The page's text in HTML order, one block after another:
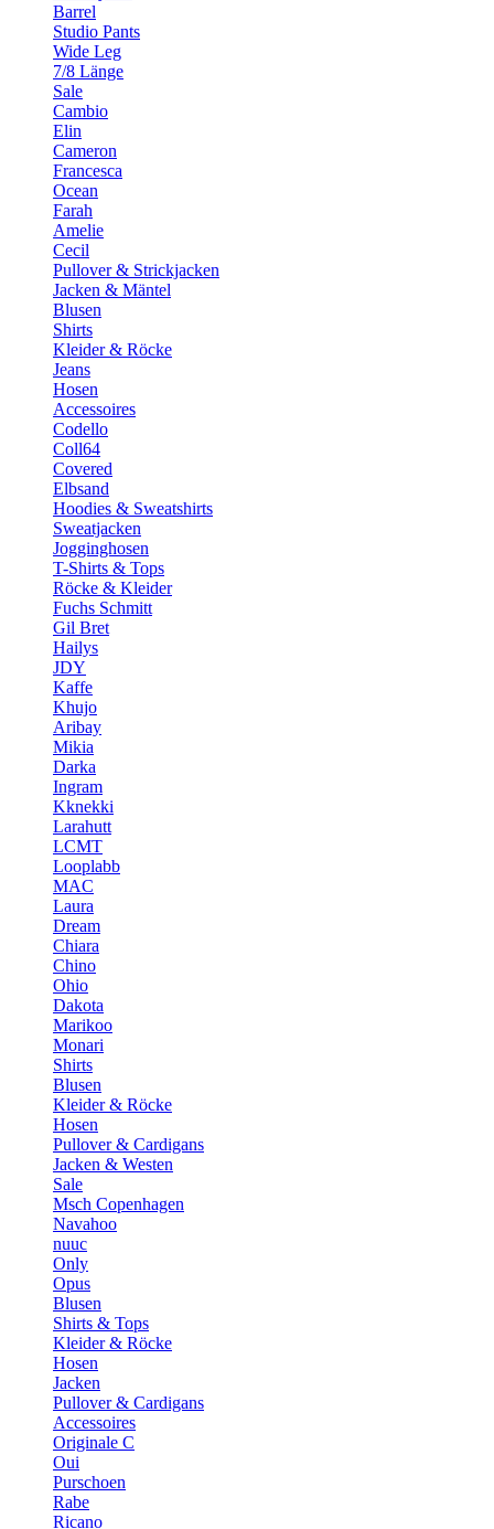
Barrel
Studio Pants
Wide Leg
7/8 Länge
Sale
Cambio
Elin
Cameron
Francesca
Ocean
Farah
Amelie
Cecil
Pullover & Strickjacken
Jacken & Mäntel
Blusen
Shirts
Kleider & Röcke
Jeans
Hosen
Accessoires
Codello
Coll64
Covered
Elbsand
Hoodies & Sweatshirts
Sweatjacken
Jogginghosen
T-Shirts & Tops
Röcke & Kleider
Fuchs Schmitt
Gil Bret
Hailys
JDY
Kaffe
Khujo
Aribay
Mikia
Darka
Ingram
Kknekki
Larahutt
LCMT
Looplabb
MAC
Laura
Dream
Chiara
Chino
Ohio
Dakota
Marikoo
Monari
Shirts
Blusen
Kleider & Röcke
Hosen
Pullover & Cardigans
Jacken & Westen
Sale
Msch Copenhagen
Navahoo
nuuc
Only
Opus
Blusen
Shirts & Tops
Kleider & Röcke
Hosen
Jacken
Pullover & Cardigans
Accessoires
Originale C
Oui
Purschoen
Rabe
Ricano